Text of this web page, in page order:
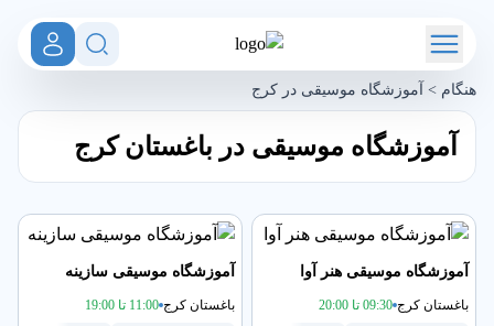
هنگام > آموزشگاه موسیقی در کرج
آموزشگاه موسیقی در باغستان کرج
آموزشگاه موسیقی هنر آوا
باغستان کرج 09:30 تا 20:00
آموزشگاه موسیقی سازینه
باغستان کرج 11:00 تا 19:00